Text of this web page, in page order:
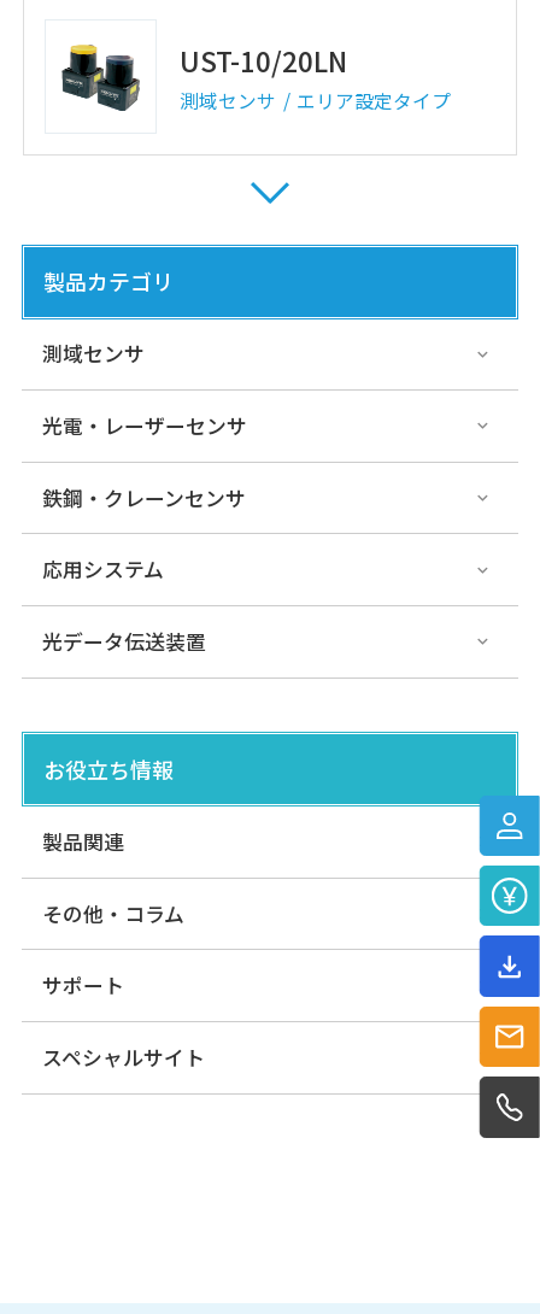
UST-10/20LN
測域センサ エリア設定タイプ
UXM-30LAH-EHA
URM-40LC/LCN-EW
UST-30LC/LCN-X01
UAM-05LPA-T301/T301C
製品カテゴリ
測域センサ
光電・レーザーセンサ
鉄鋼・クレーンセンサ
応用システム
光データ伝送装置
お役立ち情報
製品関連
その他・コラム
サポート
スペシャルサイト